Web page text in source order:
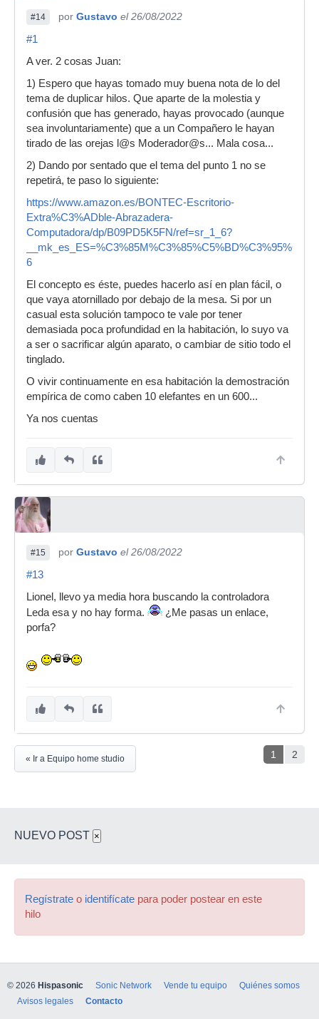
#14 por Gustavo el 26/08/2022
#1
A ver. 2 cosas Juan:
1) Espero que hayas tomado muy buena nota de lo del
tema de duplicar hilos. Que aparte de la molestia y
confusión que has generado, hayas provocado (aunque
sea involuntariamente) que a un Compañero le hayan
tirado de las orejas l@s Moderador@s... Mala cosa...
2) Dando por sentado que el tema del punto 1 no se
repetirá, te paso lo siguiente:
https://www.amazon.es/BONTEC-Escritorio-
Extra%C3%ADble-Abrazadera-
Computadora/dp/B09PD5K5FN/ref=sr_1_6?
6
El concepto es éste, puedes hacerlo así en plan fácil, o
que vaya atornillado por debajo de la mesa. Si por un
casual esta solución tampoco te vale por tener
demasiada poca profundidad en la habitación, lo suyo va
a ser o sacrificar algún aparato, o cambiar de sitio todo el
tinglado.
O vivir continuamente en esa habitación la demostración
empírica de como caben 10 elefantes en un 600...
Ya nos cuentas
#15 por Gustavo el 26/08/2022
#13
Lionel, llevo ya media hora buscando la controladora
Leda esa y no hay forma.
¿Me pasas un enlace,
porfa?
1 2
« Ir a Equipo home studio
NUEVO POST ×
Regístrate o identifícate para poder postear en este
hilo
© 2026 Hispasonic Sonic Network Vende tu equipo
Quiénes somos
Avisos legales
Contacto